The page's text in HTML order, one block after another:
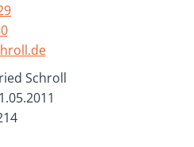
Schroll